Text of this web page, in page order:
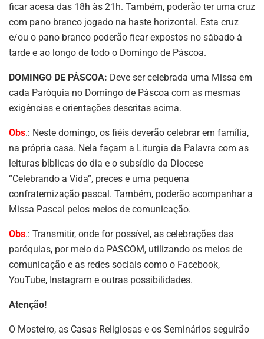
ficar acesa das 18h às 21h. Também, poderão ter uma cruz
com pano branco jogado na haste horizontal. Esta cruz
e/ou o pano branco poderão ficar expostos no sábado à
tarde e ao longo de todo o Domingo de Páscoa.
DOMINGO DE PÁSCOA: Deve ser celebrada uma Missa em
cada Paróquia no Domingo de Páscoa com as mesmas
exigências e orientações descritas acima.
Obs.: Neste domingo, os fiéis deverão celebrar em família,
na própria casa. Nela façam a Liturgia da Palavra com as
leituras bíblicas do dia e o subsídio da Diocese
“Celebrando a Vida”, preces e uma pequena
confraternização pascal. Também, poderão acompanhar a
Missa Pascal pelos meios de comunicação.
Obs.: Transmitir, onde for possível, as celebrações das
paróquias, por meio da PASCOM, utilizando os meios de
comunicação e as redes sociais como o Facebook,
YouTube, Instagram e outras possibilidades.
Atenção!
O Mosteiro, as Casas Religiosas e os Seminários seguirão